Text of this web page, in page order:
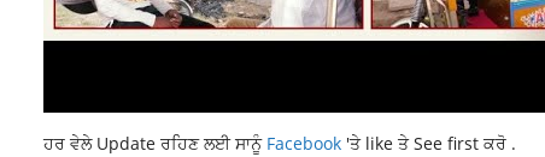
ਹਰ ਵੇਲੇ Update ਰਹਿਣ ਲਈ ਸਾਨੂੰ Facebook 'ਤੇ like ਤੇ See first ਕਰੋ .